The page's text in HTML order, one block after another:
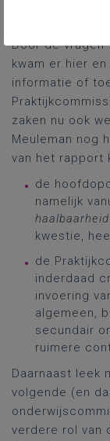
Door de vragen
kwam er hier
informatie of
zaken nu ook
Meuleman nog
van het rapport
de
namelijk
haalbaarheid
kwestie,
de
inderdaad
invoering
algemeen,
secundair
ruimere
Daarnaast leek
volgende (en
verdere rol van